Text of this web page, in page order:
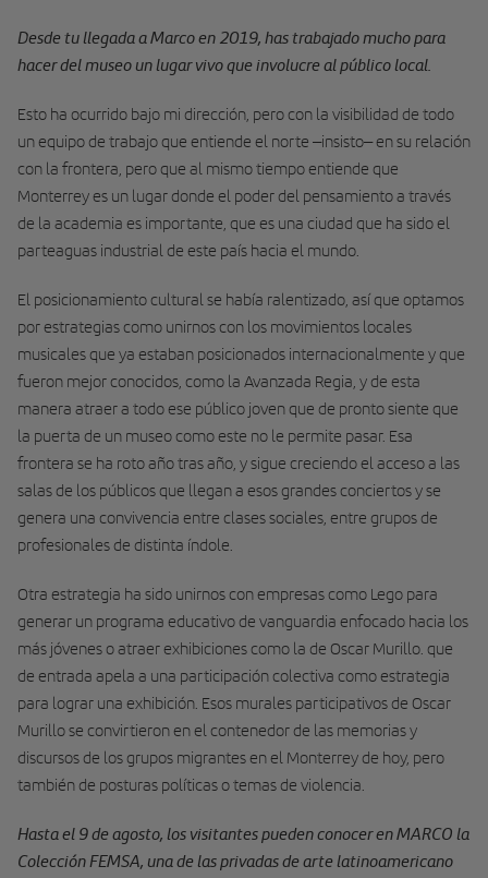
Desde tu llegada a Marco en 2019, has trabajado mucho para
hacer del museo un lugar vivo que involucre al público local.
Esto ha ocurrido bajo mi dirección, pero con la visibilidad de todo
un equipo de trabajo que entiende el norte –insisto– en su relación
con la frontera, pero que al mismo tiempo entiende que
Monterrey es un lugar donde el poder del pensamiento a través
de la academia es importante, que es una ciudad que ha sido el
parteaguas industrial de este país hacia el mundo.
El posicionamiento cultural se había ralentizado, así que optamos
por estrategias como unirnos con los movimientos locales
musicales que ya estaban posicionados internacionalmente y que
fueron mejor conocidos, como la Avanzada Regia, y de esta
manera atraer a todo ese público joven que de pronto siente que
la puerta de un museo como este no le permite pasar. Esa
frontera se ha roto año tras año, y sigue creciendo el acceso a las
salas de los públicos que llegan a esos grandes conciertos y se
genera una convivencia entre clases sociales, entre grupos de
profesionales de distinta índole.
Otra estrategia ha sido unirnos con empresas como Lego para
generar un programa educativo de vanguardia enfocado hacia los
más jóvenes o atraer exhibiciones como la de Oscar Murillo. que
de entrada apela a una participación colectiva como estrategia
para lograr una exhibición. Esos murales participativos de Oscar
Murillo se convirtieron en el contenedor de las memorias y
discursos de los grupos migrantes en el Monterrey de hoy, pero
también de posturas políticas o temas de violencia.
Hasta el 9 de agosto, los visitantes pueden conocer en MARCO la
Colección FEMSA, una de las privadas de arte latinoamericano